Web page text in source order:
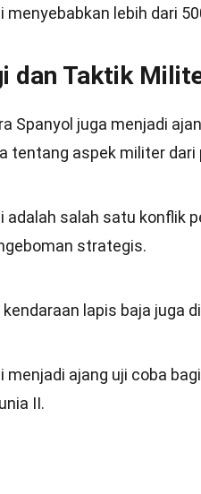
menyebabkan lebih dari
dan Taktik
Spanyol juga menjadi
tentang aspek militer dari
adalah salah satu konflik
strategis.
kendaraan lapis baja juga
menjadi ajang uji coba
II.